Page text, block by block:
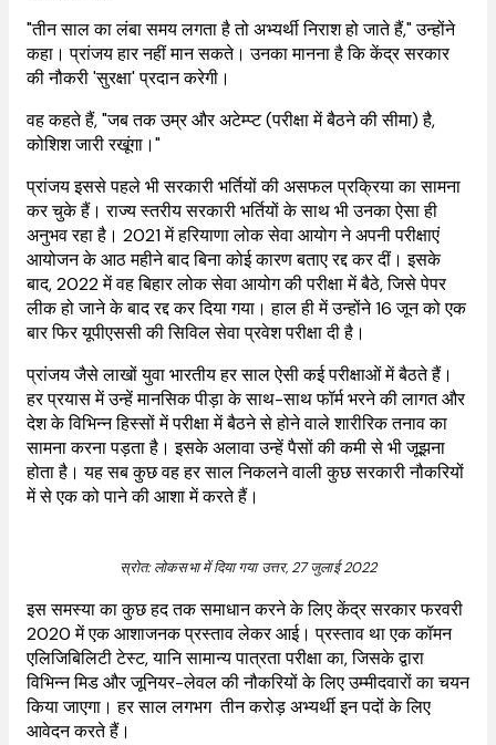
"तीन साल का लंबा समय लगता है तो अभ्यर्थी निराश हो जाते हैं," उन्होंने
कहा। प्रांजय हार नहीं मान सकते। उनका मानना ​​है कि केंद्र सरकार
की नौकरी 'सुरक्षा' प्रदान करेगी।
वह कहते हैं, "जब तक उम्र और अटेम्प्ट (परीक्षा में बैठने की सीमा) है,
कोशिश जारी रखूंगा।"
प्रांजय इससे पहले भी सरकारी भर्तियों की असफल प्रक्रिया का सामना
कर चुके हैं। राज्य स्तरीय सरकारी भर्तियों के साथ भी उनका ऐसा ही
अनुभव रहा है। 2021 में हरियाणा लोक सेवा आयोग ने अपनी परीक्षाएं
आयोजन के आठ महीने बाद बिना कोई कारण बताए रद्द कर दीं। इसके
बाद, 2022 में वह बिहार लोक सेवा आयोग की परीक्षा में बैठे, जिसे पेपर
लीक हो जाने के बाद रद्द कर दिया गया। हाल ही में उन्होंने 16 जून को एक
बार फिर यूपीएससी की सिविल सेवा प्रवेश परीक्षा दी है।
प्रांजय जैसे लाखों युवा भारतीय हर साल ऐसी कई परीक्षाओं में बैठते हैं।
हर प्रयास में उन्हें मानसिक पीड़ा के साथ-साथ फॉर्म भरने की लागत और
देश के विभिन्न हिस्सों में परीक्षा में बैठने से होने वाले शारीरिक तनाव का
सामना करना पड़ता है। इसके अलावा उन्हें पैसों की कमी से भी जूझना
होता है। यह सब कुछ वह हर साल निकलने वाली कुछ सरकारी नौकरियों
में से एक को पाने की आशा में करते हैं।
स्रोत: लोकसभा में दिया गया उत्तर, 27 जुलाई 2022
इस समस्या का कुछ हद तक समाधान करने के लिए केंद्र सरकार फरवरी
2020 में एक आशाजनक प्रस्ताव लेकर आई। प्रस्ताव था एक कॉमन
एलिजिबिलिटी टेस्ट, यानि सामान्य पात्रता परीक्षा का, जिसके द्वारा
विभिन्न मिड और जूनियर-लेवल की नौकरियों के लिए उम्मीदवारों का चयन
किया जाएगा। हर साल लगभग तीन करोड़ अभ्यर्थी इन पदों के लिए
आवेदन करते हैं।